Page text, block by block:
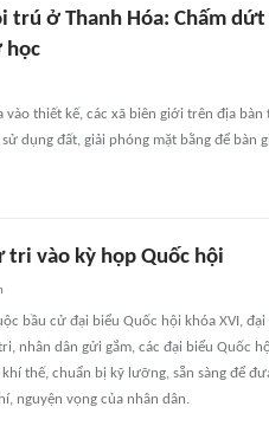
trú ở Thanh Hóa: Chấm
học
vào thiết kế, các xã biên giới trên địa bàn
dụng đất, giải phóng mặt bằng để
tri vào kỳ họp Quốc hội
bầu cử đại biểu Quốc hội khóa XVI,
nhân dân gửi gắm, các đại biểu Quốc
thế, chuẩn bị kỹ lưỡng, sẵn sàng để
nguyện vọng của nhân dân.